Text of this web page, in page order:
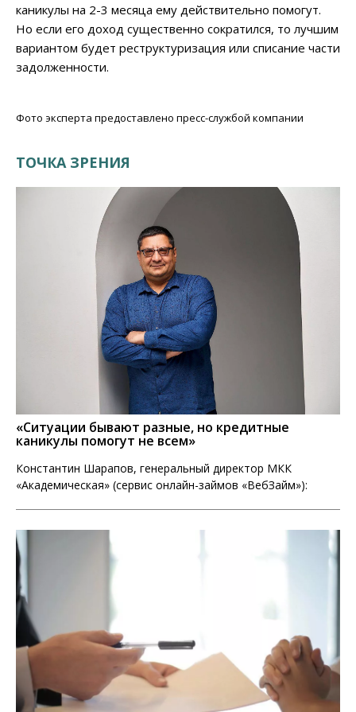
каникулы на 2-3 месяца ему действительно помогут.
Но если его доход существенно сократился, то лучшим
вариантом будет реструктуризация или списание части
задолженности.
Фото эксперта предоставлено пресс-службой компании
ТОЧКА ЗРЕНИЯ
«Ситуации бывают разные, но кредитные
каникулы помогут не всем»
Константин Шарапов, генеральный директор МКК
«Академическая» (сервис онлайн-займов «ВебЗайм»):